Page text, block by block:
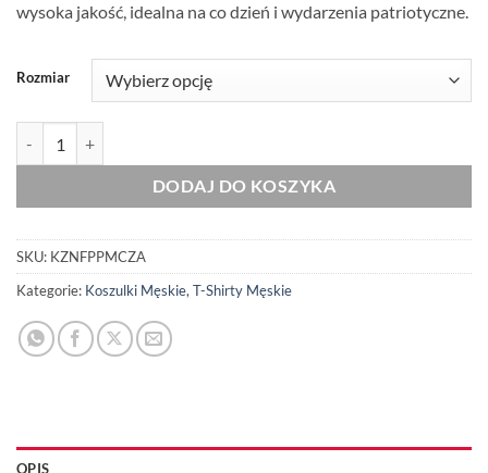
wysoka jakość, idealna na co dzień i wydarzenia patriotyczne.
Rozmiar
DODAJ DO KOSZYKA
SKU: KZNFPPMCZA
Kategorie: Koszulki Męskie, T-Shirty Męskie
OPIS